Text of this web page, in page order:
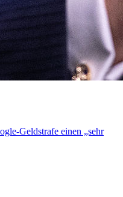
Geldstrafe einen „sehr